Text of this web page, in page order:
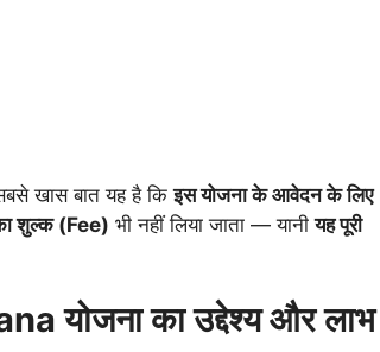
खास बात यह है किइस योजना के आवेदन के लिए
शुल्क (Fee) भी नहीं लिया जाता — यानीयह पूरी
योजना का उद्देश्य और लाभ